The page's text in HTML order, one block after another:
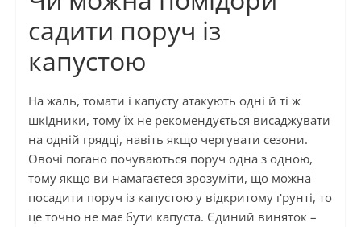
садити поруч із
капустою
На жаль, томати і капусту атакують одні й ті ж
шкідники, тому їх не рекомендується висаджувати
на одній грядці, навіть якщо чергувати сезони.
Овочі погано почуваються поруч одна з одною,
тому якщо ви намагаєтеся зрозуміти, що можна
посадити поруч із капустою у відкритому ґрунті, то
це точно не має бути капуста. Єдиний виняток –